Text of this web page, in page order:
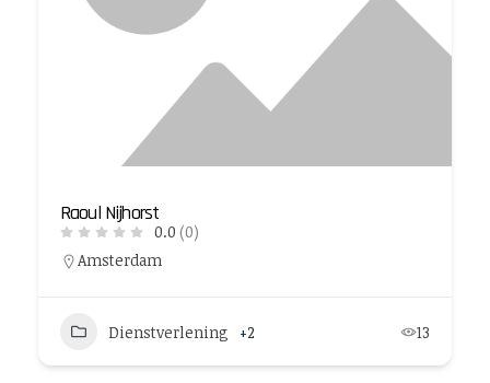
Raoul Nijhorst
0.0 (0)
Amsterdam
Dienstverlening +2 13